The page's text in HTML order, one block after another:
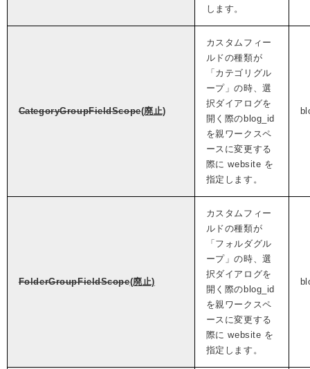
します。
CategoryGroupFieldScope(廃止)
カスタムフィー
ルドの種類が
「カテゴリグル
ープ」の時、選
択ダイアログを
開く際のblog_id
を親ワークスペ
ースに変更する
際に website を
指定します。
FolderGroupFieldScope(廃止)
カスタムフィー
ルドの種類が
「フォルダグル
ープ」の時、選
択ダイアログを
開く際のblog_id
を親ワークスペ
ースに変更する
際に website を
指定します。